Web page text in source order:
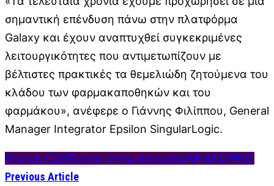
σημαντική επένδυση πάνω στην πλατφόρμα
Galaxy και έχουν αναπτυχθεί συγκεκριμένες
λειτουργικότητες που αντιμετωπίζουν με
βέλτιστες πρακτικές τα θεμελιώδη ζητούμενα του
κλάδου των φαρμακαποθηκών και του
φαρμάκου», ανέφερε ο Γιάννης Φιλίππου, General
Manager Integrator Epsilon SingularLogic.
Epsilon CSAEpsilon SingularLogicΦΑΡΜΑΣΕΡΒΙΣ
Previous Article